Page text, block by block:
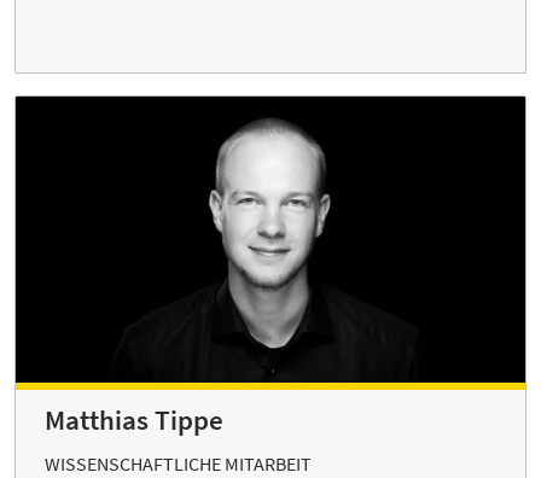
Matthias Tippe
WISSENSCHAFTLICHE MITARBEIT